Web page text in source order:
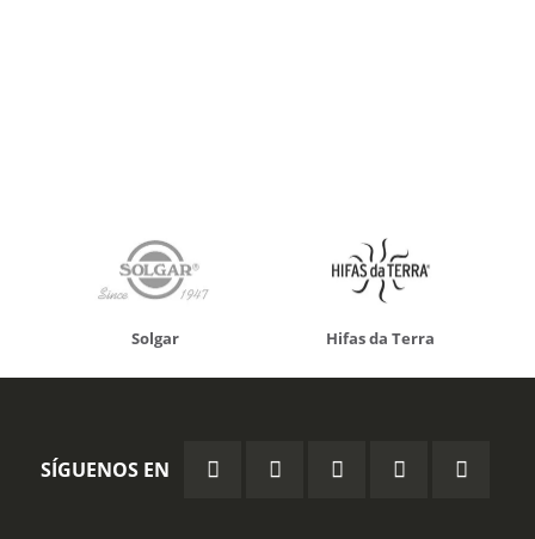
Solgar Hifas da Terra
SÍGUENOS EN